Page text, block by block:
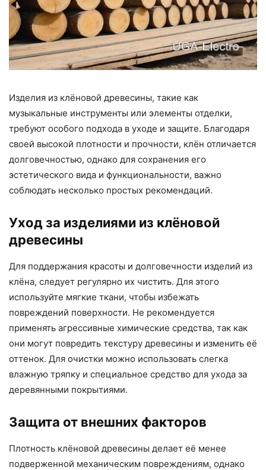
Изделия из клёновой древесины, такие как
музыкальные инструменты или элементы отделки,
требуют особого подхода в уходе и защите. Благодаря
своей высокой плотности и прочности, клён отличается
долговечностью, однако для сохранения его
эстетического вида и функциональности, важно
соблюдать несколько простых рекомендаций.
Уход за изделиями из клёновой
древесины
Для поддержания красоты и долговечности изделий из
клёна, следует регулярно их чистить. Для этого
используйте мягкие ткани, чтобы избежать
повреждений поверхности. Не рекомендуется
применять агрессивные химические средства, так как
они могут повредить текстуру древесины и изменить её
оттенок. Для очистки можно использовать слегка
влажную тряпку и специальное средство для ухода за
деревянными покрытиями.
Защита от внешних факторов
Плотность клёновой древесины делает её менее
подверженной механическим повреждениям, однако